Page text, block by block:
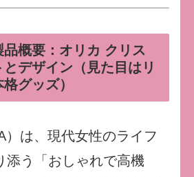
品概要：オリカ クリス
デザイン（見た目はリ
グッズ）
）は、現代女性のライフ
添う「おしゃれで高機